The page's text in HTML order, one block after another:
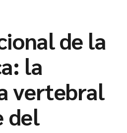
de la
la
vertebral
del